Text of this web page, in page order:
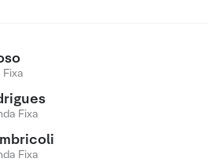
Fixa
Fixa
Fixa